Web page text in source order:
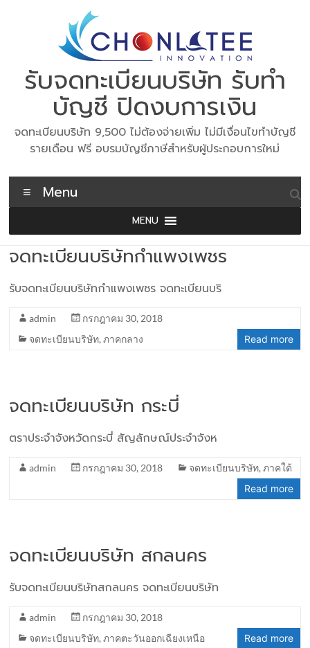
รับจดทะเบียนบริษัท รับทำ
บัญชี ปิดงบการเงิน
จดทะเบียนบริษัท 9,500 ไม่ต้องจ่ายเพิ่ม ไม่มีเงื่อนไขทำบัญชี
รายเดือน ฟรี อบรมบัญชีภาษีสำหรับผู้ประกอบการใหม่
Menu
MENU
จดทะเบียนบริษัทกำแพงเพชร
รับจดทะเบียนบริษัทกำแพงเพชร จดทะเบียนบริ
admin
กรกฎาคม 30, 2018
จดทะเบียนบริษัท,ภาคกลาง Read more
จดทะเบียนบริษัท กระบี่
ตราประจำจังหวัดกระบี่ สัญลักษณ์ประจำจังห
admin กรกฎาคม 30, 2018 จดทะเบียนบริษัท,ภาคใต้
Read more
จดทะเบียนบริษัท สกลนคร
รับจดทะเบียนบริษัทสกลนคร จดทะเบียนบริษัท
admin
กรกฎาคม 30, 2018
จดทะเบียนบริษัท,ภาคตะวันออกเฉียงเหนือ Read more